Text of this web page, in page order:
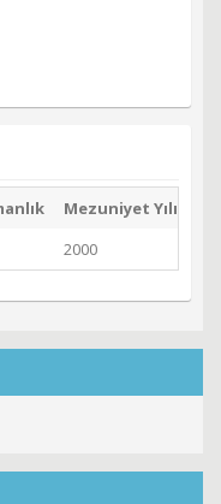
Mezuniyet Yılı
2000